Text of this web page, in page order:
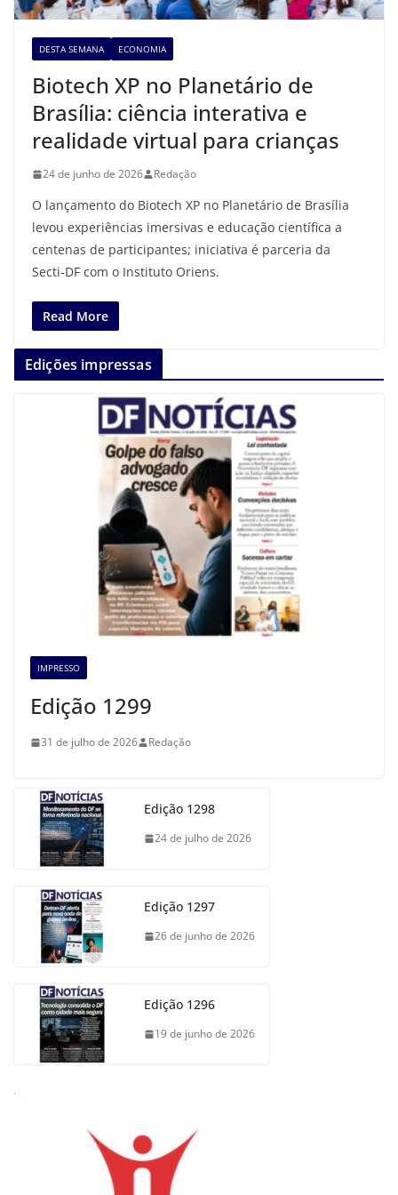
DESTA SEMANA ECONOMIA
Biotech XP no Planetário de
Brasília: ciência interativa e
realidade virtual para crianças
24 de junho de 2026 Redação
O lançamento do Biotech XP no Planetário de Brasília
levou experiências imersivas e educação científica a
centenas de participantes; iniciativa é parceria da
Secti-DF com o Instituto Oriens.
Read More
Edições impressas
IMPRESSO
Edição 1299
31 de julho de 2026 Redação
Edição 1298
24 de julho de 2026
Edição 1297
26 de junho de 2026
Edição 1296
19 de junho de 2026